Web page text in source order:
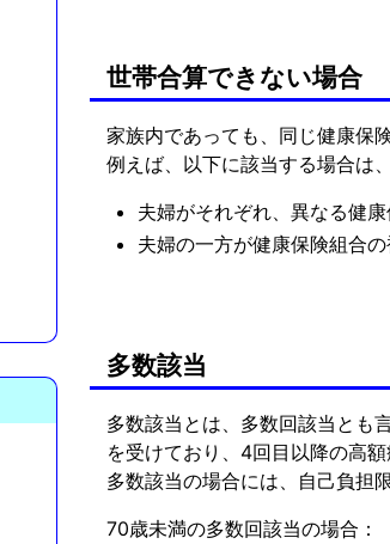
世帯合算できない場合
家族内であっても、同じ健康保
例えば、以下に該当する場合は
夫婦がそれぞれ、異なる健
夫婦の一方が健康保険組合
多数該当
多数該当とは、多数回該当とも
を受けており、4回目以降の高
多数該当の場合には、自己負担
70歳未満の多数回該当の場合：